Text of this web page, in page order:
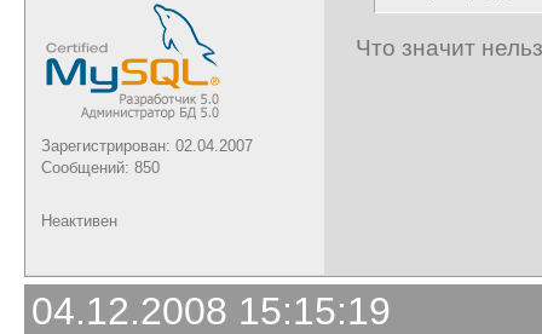
Зарегистрирован: 02.04.2007
Сообщений: 850
Что значит
Неактивен
04.12.2008 15:15:19